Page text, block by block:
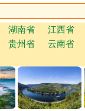
湖南省 江西省
贵州省 云南省